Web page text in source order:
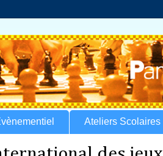
Ateliers Scolaires